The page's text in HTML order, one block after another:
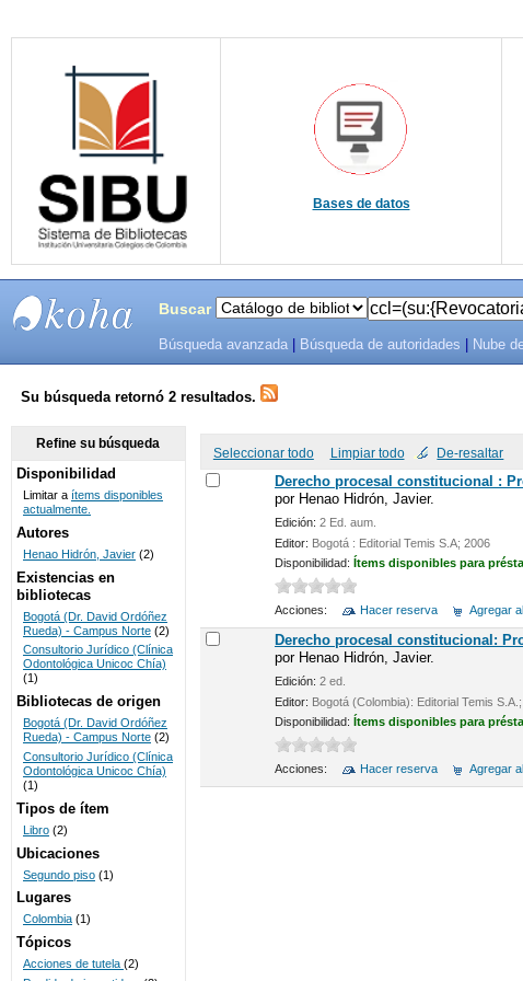
Bases de datos
SISTEMAS
DE
BIBLIOTECAS
UNICOC
Buscar
Búsqueda avanzada Búsqueda de autoridades Nube
Su búsqueda retornó 2 resultados.
Seleccionar todo Limpiar todo De-resaltar
Derecho procesal constitucional :
por Henao Hidrón, Javier.
Edición: 2 Ed. aum.
Editor: Bogotá : Editorial Temis S.A; 2006
Disponibilidad: Ítems disponibles para
Acciones: Hacer reserva Agregar
Derecho procesal constitucional:
por Henao Hidrón, Javier.
Edición: 2 ed.
Editor: Bogotá (Colombia): Editorial Temis
Disponibilidad: Ítems disponibles para
Acciones: Hacer reserva Agregar
Refine su búsqueda
Disponibilidad
Limitar a ítems disponibles
actualmente.
Autores
Henao Hidrón, Javier (2)
Existencias en
bibliotecas
Bogotá (Dr. David Ordóñez
Rueda) - Campus Norte (2)
Consultorio Jurídico (Clínica
Odontológica Unicoc Chía)
(1)
Bibliotecas de origen
Bogotá (Dr. David Ordóñez
Rueda) - Campus Norte (2)
Consultorio Jurídico (Clínica
Odontológica Unicoc Chía)
(1)
Tipos de ítem
Libro (2)
Ubicaciones
Segundo piso (1)
Lugares
Colombia (1)
Tópicos
Acciones de tutela (2)